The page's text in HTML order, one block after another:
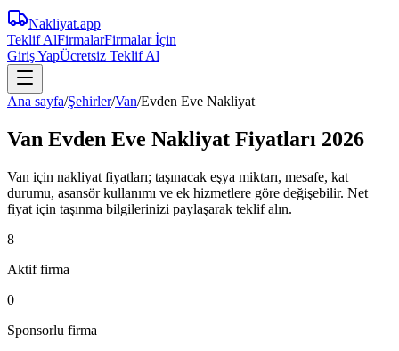
Nakliyat.app
Teklif AlFirmalarFirmalar İçin
Giriş YapÜcretsiz Teklif Al
Ana sayfa/Şehirler/Van/Evden Eve Nakliyat
Van Evden Eve Nakliyat Fiyatları 2026
Van için nakliyat fiyatları; taşınacak eşya miktarı, mesafe, kat
durumu, asansör kullanımı ve ek hizmetlere göre değişebilir. Net
fiyat için taşınma bilgilerinizi paylaşarak teklif alın.
8
Aktif firma
0
Sponsorlu firma